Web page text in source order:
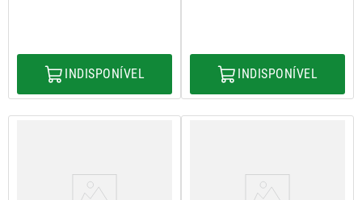
INDISPONÍVEL INDISPONÍVEL